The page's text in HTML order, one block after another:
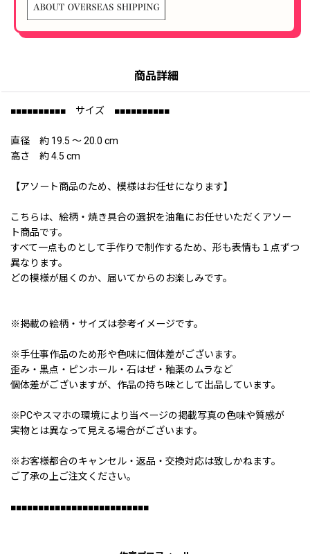
商品詳細
■■■■■■■■■■ サイズ ■■■■■■■■■■
直径 約 19.5 〜 20.0 cm
高さ 約 4.5 cm
【アソート商品のため、模様はお任せになります】
こちらは、絵柄・焼き具合の選択を油亀にお任せいただくアソー
ト商品です。
すべて一点ものとして手作りで制作するため、形も表情も１点ずつ
異なります。
どの模様が届くのか、届いてからのお楽しみです。
※掲載の絵柄・サイズは参考イメージです。
※手仕事作品のため形や色味に個体差がございます。
歪み・黒点・ピンホール・石はぜ・釉薬のムラなど
個体差がございますが、作品の持ち味として出品しています。
※PCやスマホの環境により当ページの掲載写真の色味や質感が
実物とは異なって見える場合がございます。
※お客様都合のキャンセル・返品・交換対応は致しかねます。
ご了承の上ご注文ください。
■■■■■■■■■■■■■■■■■■■■■■■■■